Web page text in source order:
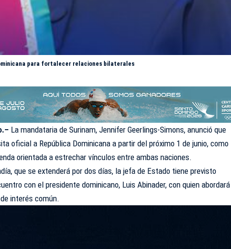
para fortalecer relaciones bilaterales
La mandataria de Surinam, Jennifer Geerlings-Simons, anunció que
oficial a República Dominicana a partir del próximo 1 de junio, como
orientada a estrechar vínculos entre ambas naciones.
que se extenderá por dos días, la jefa de Estado tiene previsto
con el presidente dominicano, Luis Abinader, con quien abordará
interés común.